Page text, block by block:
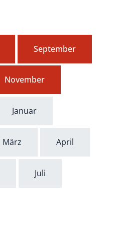
September
November
Januar
März April
Juli